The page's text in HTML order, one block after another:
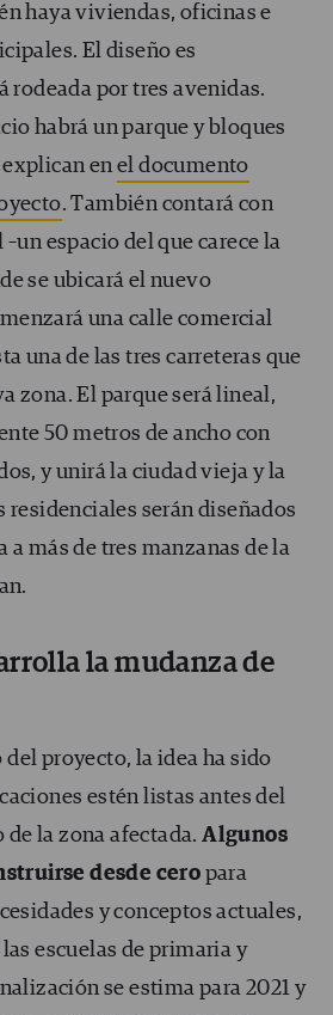
haya viviendas, oficinas e
El diseño es
rodeada por tres avenidas.
habrá un parque y bloques
enel documento
. También contará con
espacio del que carece la
se ubicará el nuevo
una calle comercial
una de las tres carreteras que
zona. El parque será lineal,
50 metros de ancho con
y unirá la ciudad vieja y la
residenciales serán diseñados
a más de tres manzanas de la
la mudanza de
del proyecto, la idea ha sido
estén listas antes del
la zona afectada.Algunos
desde cero para
y conceptos actuales,
escuelas de primaria y
se estima para 2021 y